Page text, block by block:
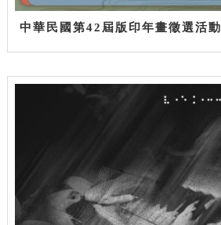
中華民國第42屆版印年畫徵選活動